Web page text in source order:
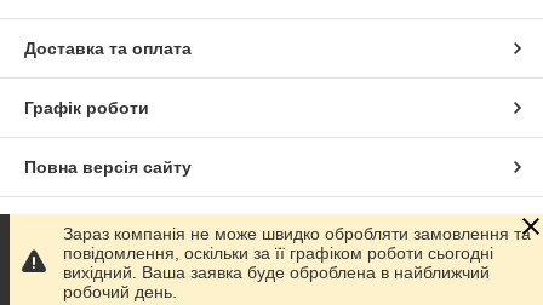
Доставка та оплата
Графік роботи
Повна версія сайту
Сайт створено на маркетплейсі Prom.ua
Політика конфіденційності
Зараз компанія не може швидко обробляти замовлення та
повідомлення, оскільки за її графіком роботи сьогодні
вихідний. Ваша заявка буде оброблена в найближчий
робочий день.